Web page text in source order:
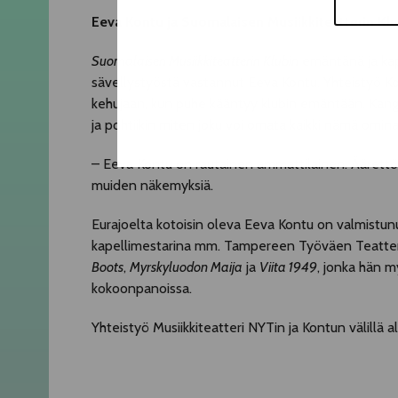
Eeva Kontu ja Suomalaisen Musiikkiteatterin
Suomalaisen Musiikkiteatterin Klubin
sävellystyöstä vastannut Eeva Kontu. Yhteistyö
kehujaan, kun puhe kääntyy klubin emäntään.
ja pohtiikin miten joku voi omata kaikki nämä
– Eeva Kontu on rautainen ammattilainen.
muiden näkemyksiä.
Eurajoelta kotoisin oleva Eeva Kontu on
kapellimestarina mm. Tampereen Työväen
Boots, Myrskyluodon Maija ja Viita 1949, jonka hän
kokoonpanoissa.
Yhteistyö Musiikkiteatteri NYTin ja Kontun välillä